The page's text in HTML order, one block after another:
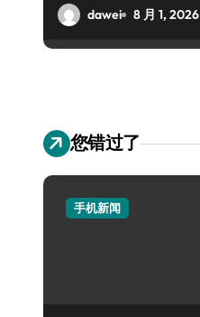
dawei 8 月 1, 2026
您错过了
手机新闻